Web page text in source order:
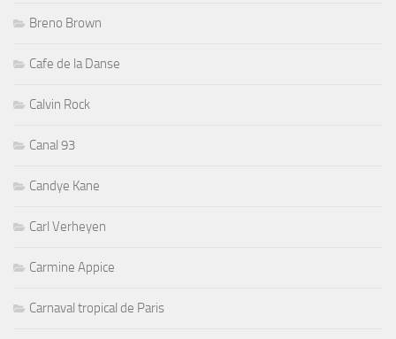
Breno Brown
Cafe de la Danse
Calvin Rock
Canal 93
Candye Kane
Carl Verheyen
Carmine Appice
Carnaval tropical de Paris